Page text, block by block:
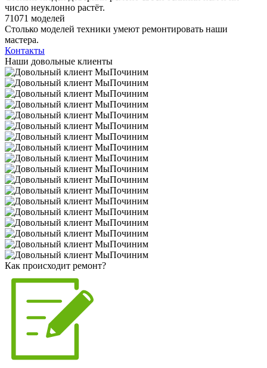
число неуклонно растёт.
71071 моделей
Столько моделей техники умеют ремонтировать наши
мастера.
Контакты
Наши довольные клиенты
Как происходит ремонт?